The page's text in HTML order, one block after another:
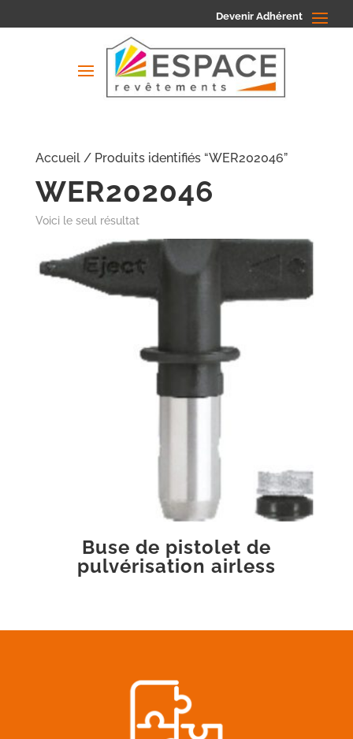
Devenir Adhérent
Accueil/ Produits identifiés “WER202046”
WER202046
Voici le seul résultat
Buse de pistolet de
pulvérisation airless